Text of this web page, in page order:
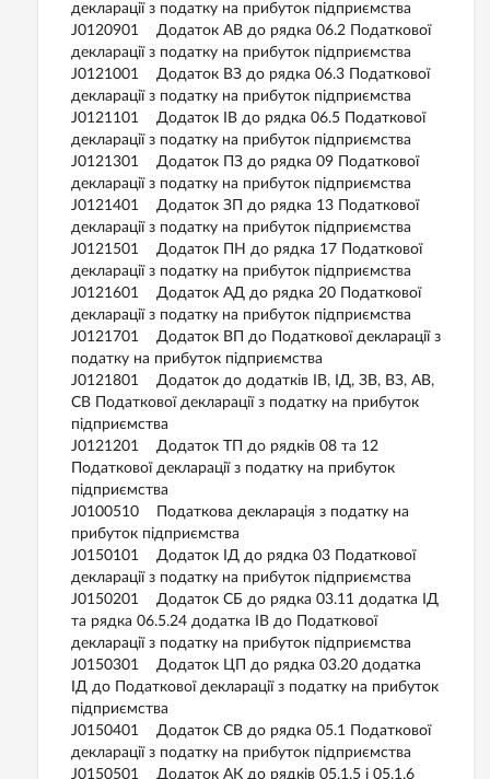
декларації з податку на прибуток підприємства
J0120901 Додаток АВ до рядка 06.2 Податкової
декларації з податку на прибуток підприємства
J0121001 Додаток ВЗ до рядка 06.3 Податкової
декларації з податку на прибуток підприємства
J0121101 Додаток ІВ до рядка 06.5 Податкової
декларації з податку на прибуток підприємства
J0121301 Додаток ПЗ до рядка 09 Податкової
декларації з податку на прибуток підприємства
J0121401 Додаток ЗП до рядка 13 Податкової
декларації з податку на прибуток підприємства
J0121501 Додаток ПН до рядка 17 Податкової
декларації з податку на прибуток підприємства
J0121601 Додаток АД до рядка 20 Податкової
декларації з податку на прибуток підприємства
J0121701 Додаток ВП до Податкової декларації з
податку на прибуток підприємства
J0121801 Додаток до додатків ІВ, ІД, ЗВ, ВЗ, АВ,
СВ Податкової декларації з податку на прибуток
підприємства
J0121201 Додаток ТП до рядків 08 та 12
Податкової декларації з податку на прибуток
підприємства
J0100510 Податкова декларація з податку на
прибуток підприємства
J0150101 Додаток ІД до рядка 03 Податкової
декларації з податку на прибуток підприємства
J0150201 Додаток СБ до рядка 03.11 додатка ІД
та рядка 06.5.24 додатка ІВ до Податкової
декларації з податку на прибуток підприємства
J0150301 Додаток ЦП до рядка 03.20 додатка
ІД до Податкової декларації з податку на прибуток
підприємства
J0150401 Додаток СВ до рядка 05.1 Податкової
декларації з податку на прибуток підприємства
J0150501 Додаток АК до рядків 05.1.5 і 05.1.6